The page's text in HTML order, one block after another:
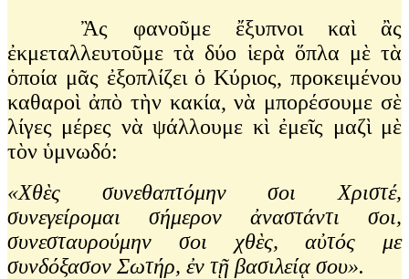
Ἂς φανοῦμε ἔξυπνοι καὶ ἂς
ἐκμεταλλευτοῦμε τὰ δύο ἱερὰ ὅπλα μὲ τὰ
ὁποία μᾶς ἐξοπλίζει ὁ Κύριος, προκειμένου
καθαροὶ ἀπὸ τὴν κακία, νὰ μπορέσουμε σὲ
λίγες μέρες νὰ ψάλλουμε κὶ ἐμεῖς μαζὶ μὲ
τὸν ὑμνωδό:
«Χθὲς συνεθαπτόμην σοι Χριστέ,
συνεγείρομαι σήμερον ἀναστάντι σοι,
συνεσταυρούμην σοι χθὲς, αὐτός με
συνδόξασον Σωτήρ, ἐν τῇ βασιλείᾳ σου».